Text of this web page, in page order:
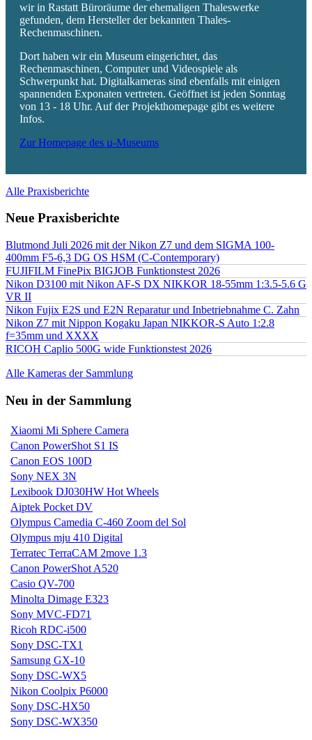
wir in Rastatt Büroräume der ehemaligen Thaleswerke
gefunden, dem Hersteller der bekannten Thales-
Rechenmaschinen.
Dort haben wir ein Museum eingerichtet, das
Rechenmaschinen, Computer und Videospiele als
Schwerpunkt hat. Digitalkameras sind ebenfalls mit einigen
spannenden Exponaten vertreten. Geöffnet ist jeden Sonntag
von 13 - 18 Uhr. Auf der Projekthomepage gibt es weitere
Infos.
Zur Homepage des µ-Museums
Alle Praxisberichte
Neue Praxisberichte
Blutmond Juli 2026 mit der Nikon Z7 und dem SIGMA 100-
400mm F5-6,3 DG OS HSM (C-Contemporary)
FUJIFILM FinePix BIGJOB Funktionstest 2026
Nikon D3100 mit Nikon AF-S DX NIKKOR 18-55mm 1:3.5-5.6 G
VR II
Nikon Fujix E2S und E2N Reparatur und Inbetriebnahme C. Zahn
Nikon Z7 mit Nippon Kogaku Japan NIKKOR-S Auto 1:2.8
f=35mm und XXXX
RICOH Caplio 500G wide Funktionstest 2026
Alle Kameras der Sammlung
Neu in der Sammlung
Xiaomi Mi Sphere Camera
Canon PowerShot S1 IS
Canon EOS 100D
Sony NEX 3N
Lexibook DJ030HW Hot Wheels
Aiptek Pocket DV
Olympus Camedia C-460 Zoom del Sol
Olympus mju 410 Digital
Terratec TerraCAM 2move 1.3
Canon PowerShot A520
Casio QV-700
Minolta Dimage E323
Sony MVC-FD71
Ricoh RDC-i500
Sony DSC-TX1
Samsung GX-10
Sony DSC-WX5
Nikon Coolpix P6000
Sony DSC-HX50
Sony DSC-WX350